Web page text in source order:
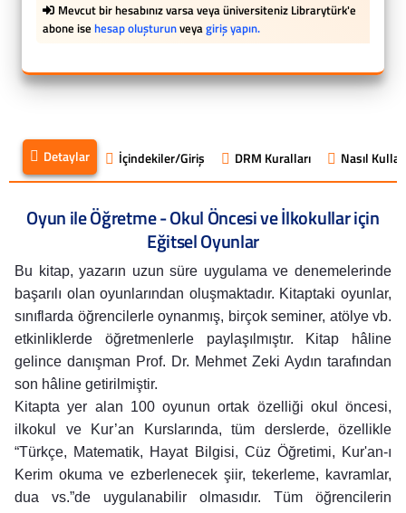
Mevcut bir hesabınız varsa veya üniversiteniz Librarytürk'e
abone ise hesap oluşturunveyagiriş yapın.
Detaylar İçindekiler/Giriş DRM Kuralları Nasıl
Oyun ile Öğretme - Okul Öncesi ve İlkokullar için
Eğitsel Oyunlar
Bu kitap, yazarın uzun süre uygulama ve denemelerinde
başarılı olan oyunlarından oluşmaktadır. Kitaptaki oyunlar,
sınıflarda öğrencilerle oynanmış, birçok seminer, atölye vb.
etkinliklerde öğretmenlerle paylaşılmıştır. Kitap hâline
gelince danışman Prof. Dr. Mehmet Zeki Aydın tarafından
son hâline getirilmiştir.
Kitapta yer alan 100 oyunun ortak özelliği okul öncesi,
ilkokul ve Kur’an Kurslarında, tüm derslerde, özellikle
“Türkçe, Matematik, Hayat Bilgisi, Cüz Öğretimi, Kur'an-ı
Kerim okuma ve ezberlenecek şiir, tekerleme, kavramlar,
dua vs.”de uygulanabilir olmasıdır. Tüm öğrencilerin